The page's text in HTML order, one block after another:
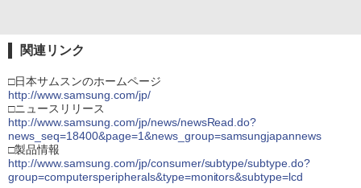
関連リンク
□日本サムスンのホームページ
http://www.samsung.com/jp/
□ニュースリリース
http://www.samsung.com/jp/news/newsRead.do?
news_seq=18400&page=1&news_group=samsungjapannews
□製品情報
http://www.samsung.com/jp/consumer/subtype/subtype.do?
group=computersperipherals&type=monitors&subtype=lcd